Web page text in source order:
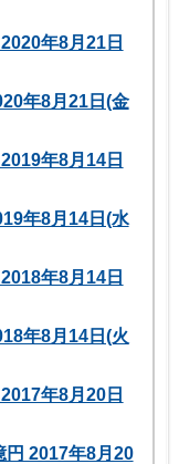
年8月21日
年8月21日(金
年8月14日
年8月14日(水
年8月14日
年8月14日(火
年8月20日
円 2017年8月20